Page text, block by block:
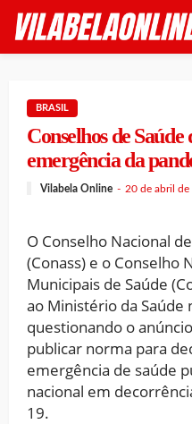
BRASIL
Conselhos de
emergência da
Vilabela Online 20 de abril de
O Conselho Nacional
(Conass) e o Conselho
Municipais de Saúde
ao Ministério da Saúde
questionando o
publicar norma para
emergência de saúde
nacional em
19.